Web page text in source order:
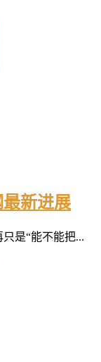
新进展
是“能不能把...